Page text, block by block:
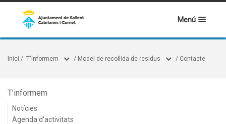
Menú
Inici / T'informem / Model de recollida de residus / Contacte
T'informem
Notícies
Agenda d'activitats